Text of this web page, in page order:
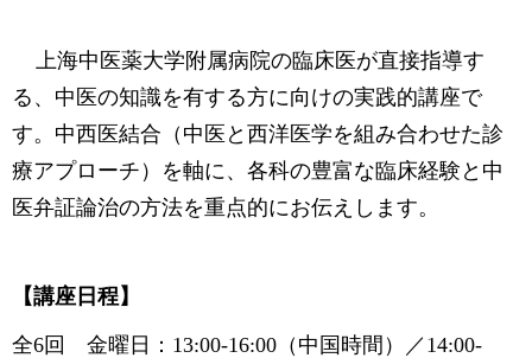
上海中医薬大学附属病院の臨床医が直接指導す
る、中医の知識を有する方に向けの実践的講座で
す。中西医結合（中医と西洋医学を組み合わせた診
療アプローチ）を軸に、各科の豊富な臨床経験と中
医弁証論治の方法を重点的にお伝えします。
【講座日程】
全6回 金曜日：13:00-16:00（中国時間）／14:00-